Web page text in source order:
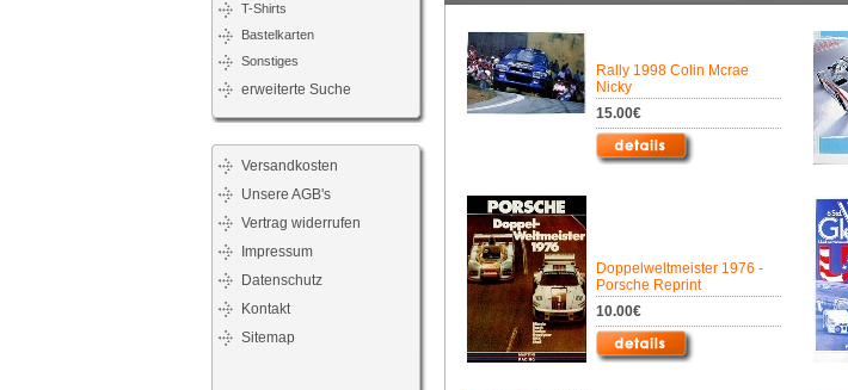
T-Shirts
Bastelkarten
Sonstiges
erweiterte Suche
Versandkosten
Unsere AGB's
Vertrag widerrufen
Impressum
Datenschutz
Kontakt
Sitemap
Rally 1998 Colin Mcrae
Nicky
15.00€
Doppelweltmeister 1976 -
Porsche Reprint
10.00€